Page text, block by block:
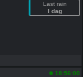
Last rain
I dag
18:56:00